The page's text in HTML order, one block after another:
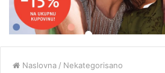
Naslovna / Nekategorisano